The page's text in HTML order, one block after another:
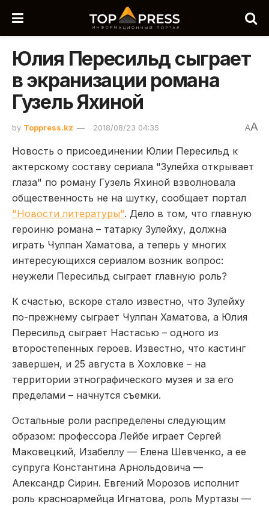
Юлия Пересильд сыграет
в экранизации романа
Гузель Яхиной
by Toppress.kz 2018/08/23 04:35 AA
Новость о присоединении Юлии Пересильд к
актерскому составу сериала "Зулейха открывает
глаза" по роману Гузель Яхиной взволновала
общественность не на шутку, сообщает портал
"Новости литературы". Дело в том, что главную
героиню романа – татарку Зулейху, должна
играть Чулпан Хаматова, а теперь у многих
интересующихся сериалом возник вопрос:
неужели Пересильд сыграет главную роль?
К счастью, вскоре стало известно, что Зулейху
по-прежнему сыграет Чулпан Хаматова, а Юлия
Пересильд сыграет Настасью – одного из
второстепенных героев. Известно, что кастинг
завершен, и 25 августа в Хохловке – на
территории этнографического музея и за его
пределами – начнутся съемки.
Остальные роли распределены следующим
образом: профессора Лейбе играет Сергей
Маковецкий, Изабеллу — Елена Шевченко, а ее
супруга Константина Арнольдовича —
Александр Сирин. Евгений Морозов исполнит
роль красноармейца Игнатова, роль Муртазы —